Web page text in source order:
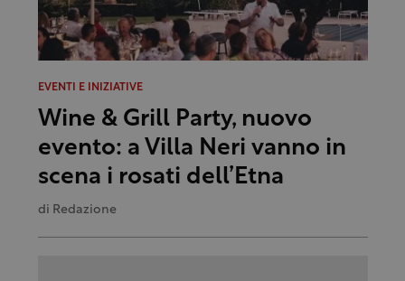
EVENTI E INIZIATIVE
Wine & Grill Party, nuovo
evento: a Villa Neri vanno in
scena i rosati dell’Etna
di Redazione